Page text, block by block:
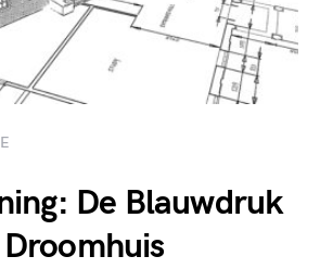
De Blauwdruk